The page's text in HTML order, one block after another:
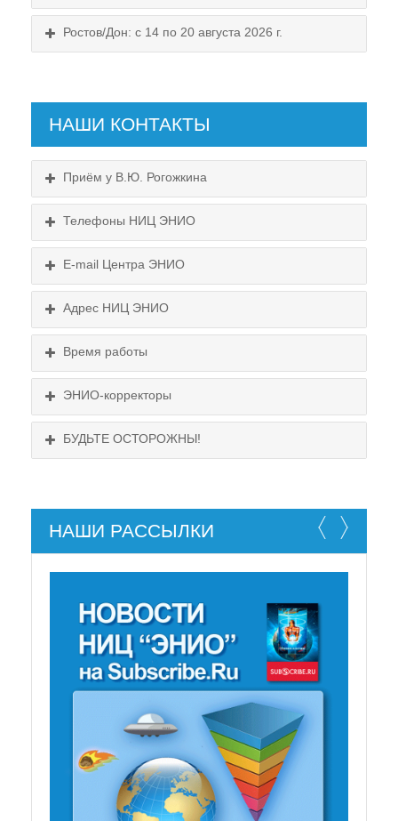
Схема проезда
Выходные:
Ростов/Дон: с 14 по 20 августа 2026 г.
Схема проезда
Выходные:
НАШИ КОНТАКТЫ
Приём у В.Ю. Рогожкина
Телефоны НИЦ ЭНИО
E-mail Центра ЭНИО
Адрес НИЦ ЭНИО
Время работы
ЭНИО-корректоры
БУДЬТЕ ОСТОРОЖНЫ!
НАШИ РАССЫЛКИ